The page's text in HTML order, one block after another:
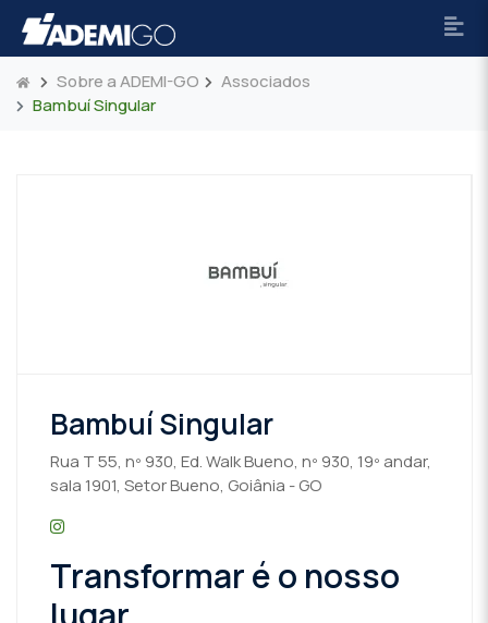
Sobre a ADEMI-GO
Associados
Bambuí Singular
Bambuí Singular
Rua T 55, nº 930, Ed. Walk Bueno, nº 930, 19º andar,
sala 1901, Setor Bueno, Goiânia - GO
Transformar é o nosso